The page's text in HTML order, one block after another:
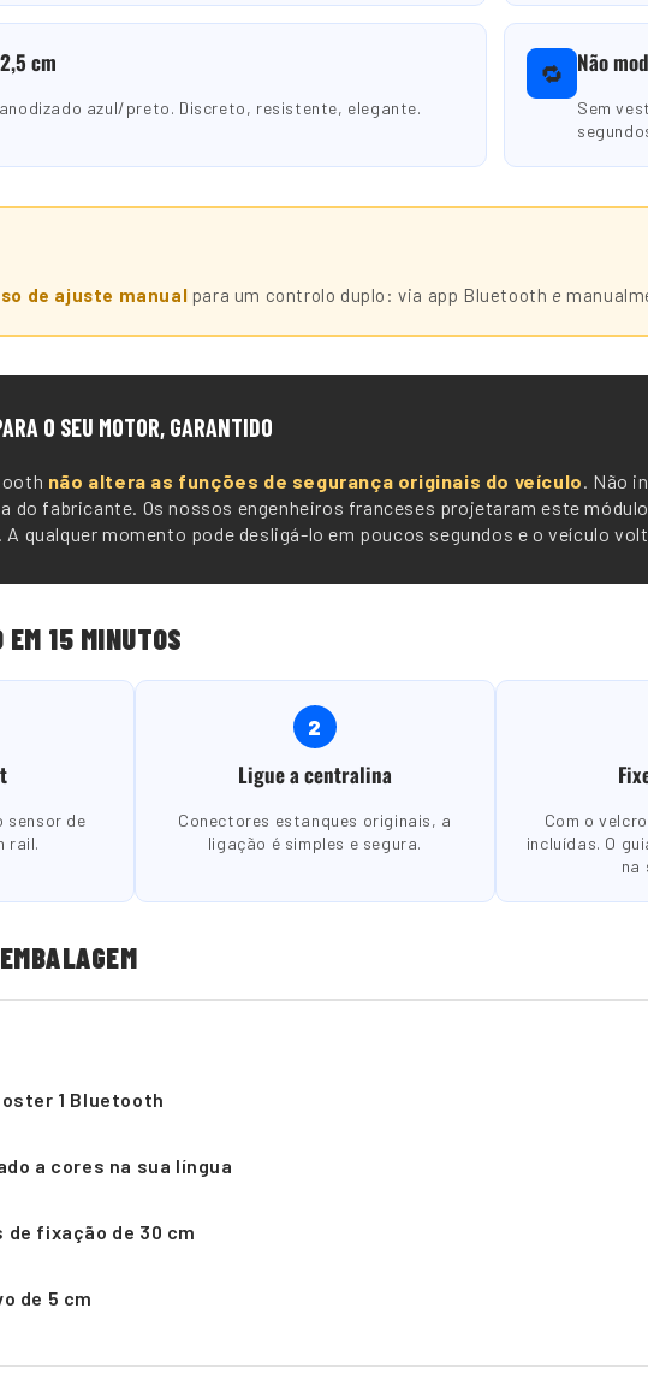
cm
azul/preto. Discreto, resistente, elegante.
🔁 Não
Sem
de ajuste manual para um controlo duplo: via app Bluetooth e
O SEU MOTOR, GARANTIDO
não altera as funções de segurança originais do veículo. Não
do fabricante. Os nossos engenheiros franceses projetaram este
A qualquer momento pode desligá-lo em poucos segundos e o veículo
15 MINUTOS
sensor de
rail.
2
Ligue a centralina
Conectores estanques originais, a
ligação é simples e segura.
Com o
incluídas. O
na
1 Bluetooth
a cores na sua língua
de fixação de 30 cm
de 5 cm